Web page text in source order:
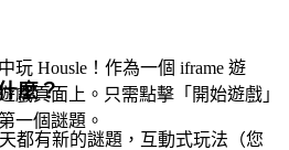
玩 Housle！作為一個 iframe 遊
戲頁面上。只需點擊「開始遊戲」
一個謎題。
麼？
都有新的謎題，互動式玩法（您